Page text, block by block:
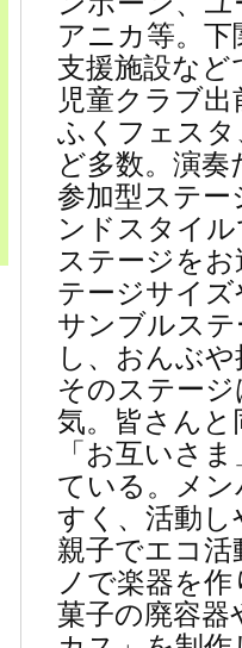
アニカ等。
支援施設など
児童クラブ
ふくフェス
ど多数。演
参加型ステ
ンドスタイ
ステージを
テージサイ
サンブルス
し、おんぶ
そのステー
気。皆さん
「お互いさ
ている。メ
すく、活動
親子でエコ
ノで楽器を
菓子の廃容